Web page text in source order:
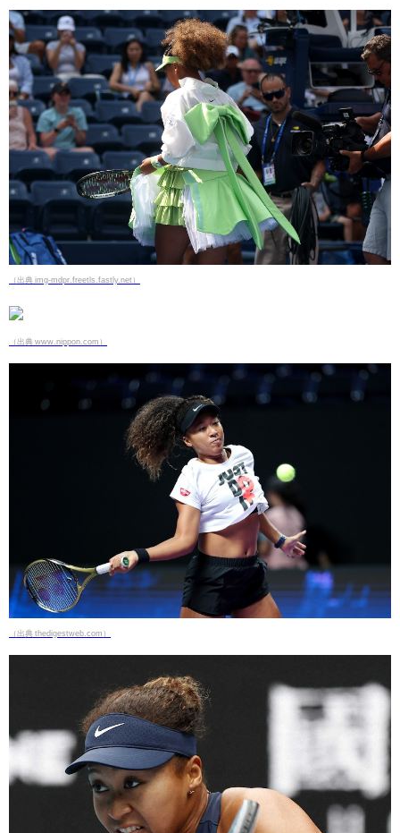
（出典 img-mdpr.freetls.fastly.net）
（出典 www.nippon.com）
（出典 thedigestweb.com）